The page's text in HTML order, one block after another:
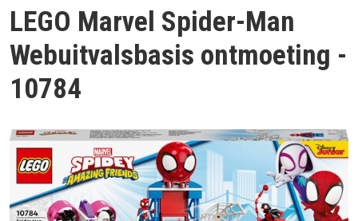
LEGO Marvel Spider-Man
Webuitvalsbasis ontmoeting -
10784